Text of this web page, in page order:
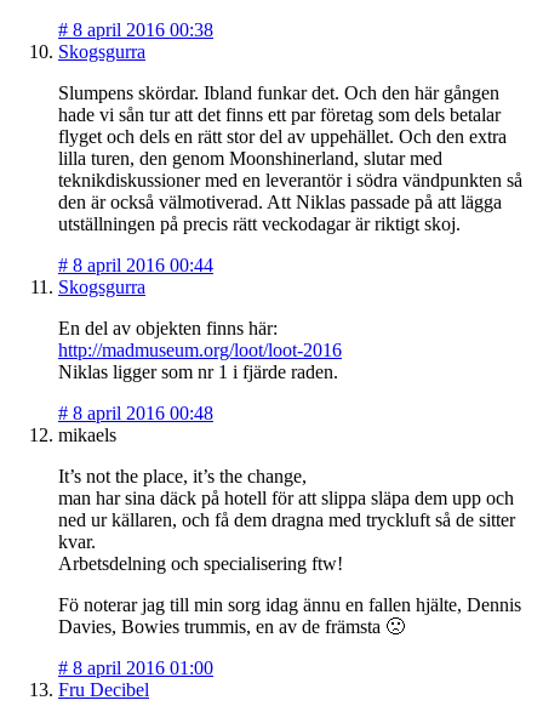
# 8 april 2016 00:38
Skogsgurra
Slumpens skördar. Ibland funkar det. Och den här gången
hade vi sån tur att det finns ett par företag som dels betalar
flyget och dels en rätt stor del av uppehället. Och den extra
lilla turen, den genom Moonshinerland, slutar med
teknikdiskussioner med en leverantör i södra vändpunkten så
den är också välmotiverad. Att Niklas passade på att lägga
utställningen på precis rätt veckodagar är riktigt skoj.
# 8 april 2016 00:44
Skogsgurra
En del av objekten finns här:
http://madmuseum.org/loot/loot-2016
Niklas ligger som nr 1 i fjärde raden.
# 8 april 2016 00:48
mikaels
It’s not the place, it’s the change,
man har sina däck på hotell för att slippa släpa dem upp och
ned ur källaren, och få dem dragna med tryckluft så de sitter
kvar.
Arbetsdelning och specialisering ftw!
Fö noterar jag till min sorg idag ännu en fallen hjälte, Dennis
Davies, Bowies trummis, en av de främsta 🙁
# 8 april 2016 01:00
Fru Decibel